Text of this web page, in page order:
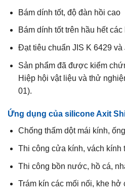
Bám dính tốt, độ đàn hồi cao
Bám dính tốt trên hầu hết
Đạt tiêu chuẩn JIS K 6429 và
Sản phẩm đã được kiểm
Hiệp hội vật liệu và thử
01).
Ứng dụng của silicone Axit
Chống thấm dột mái kính,
Thi công cửa kính, vách kính
Thi công bồn nước, hồ cá,
Trám kín các mối nối, khe hở